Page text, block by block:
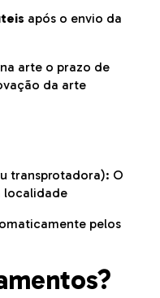
após o envio da
arte o prazo de
da arte
transprotadora): O
localidade
pelos